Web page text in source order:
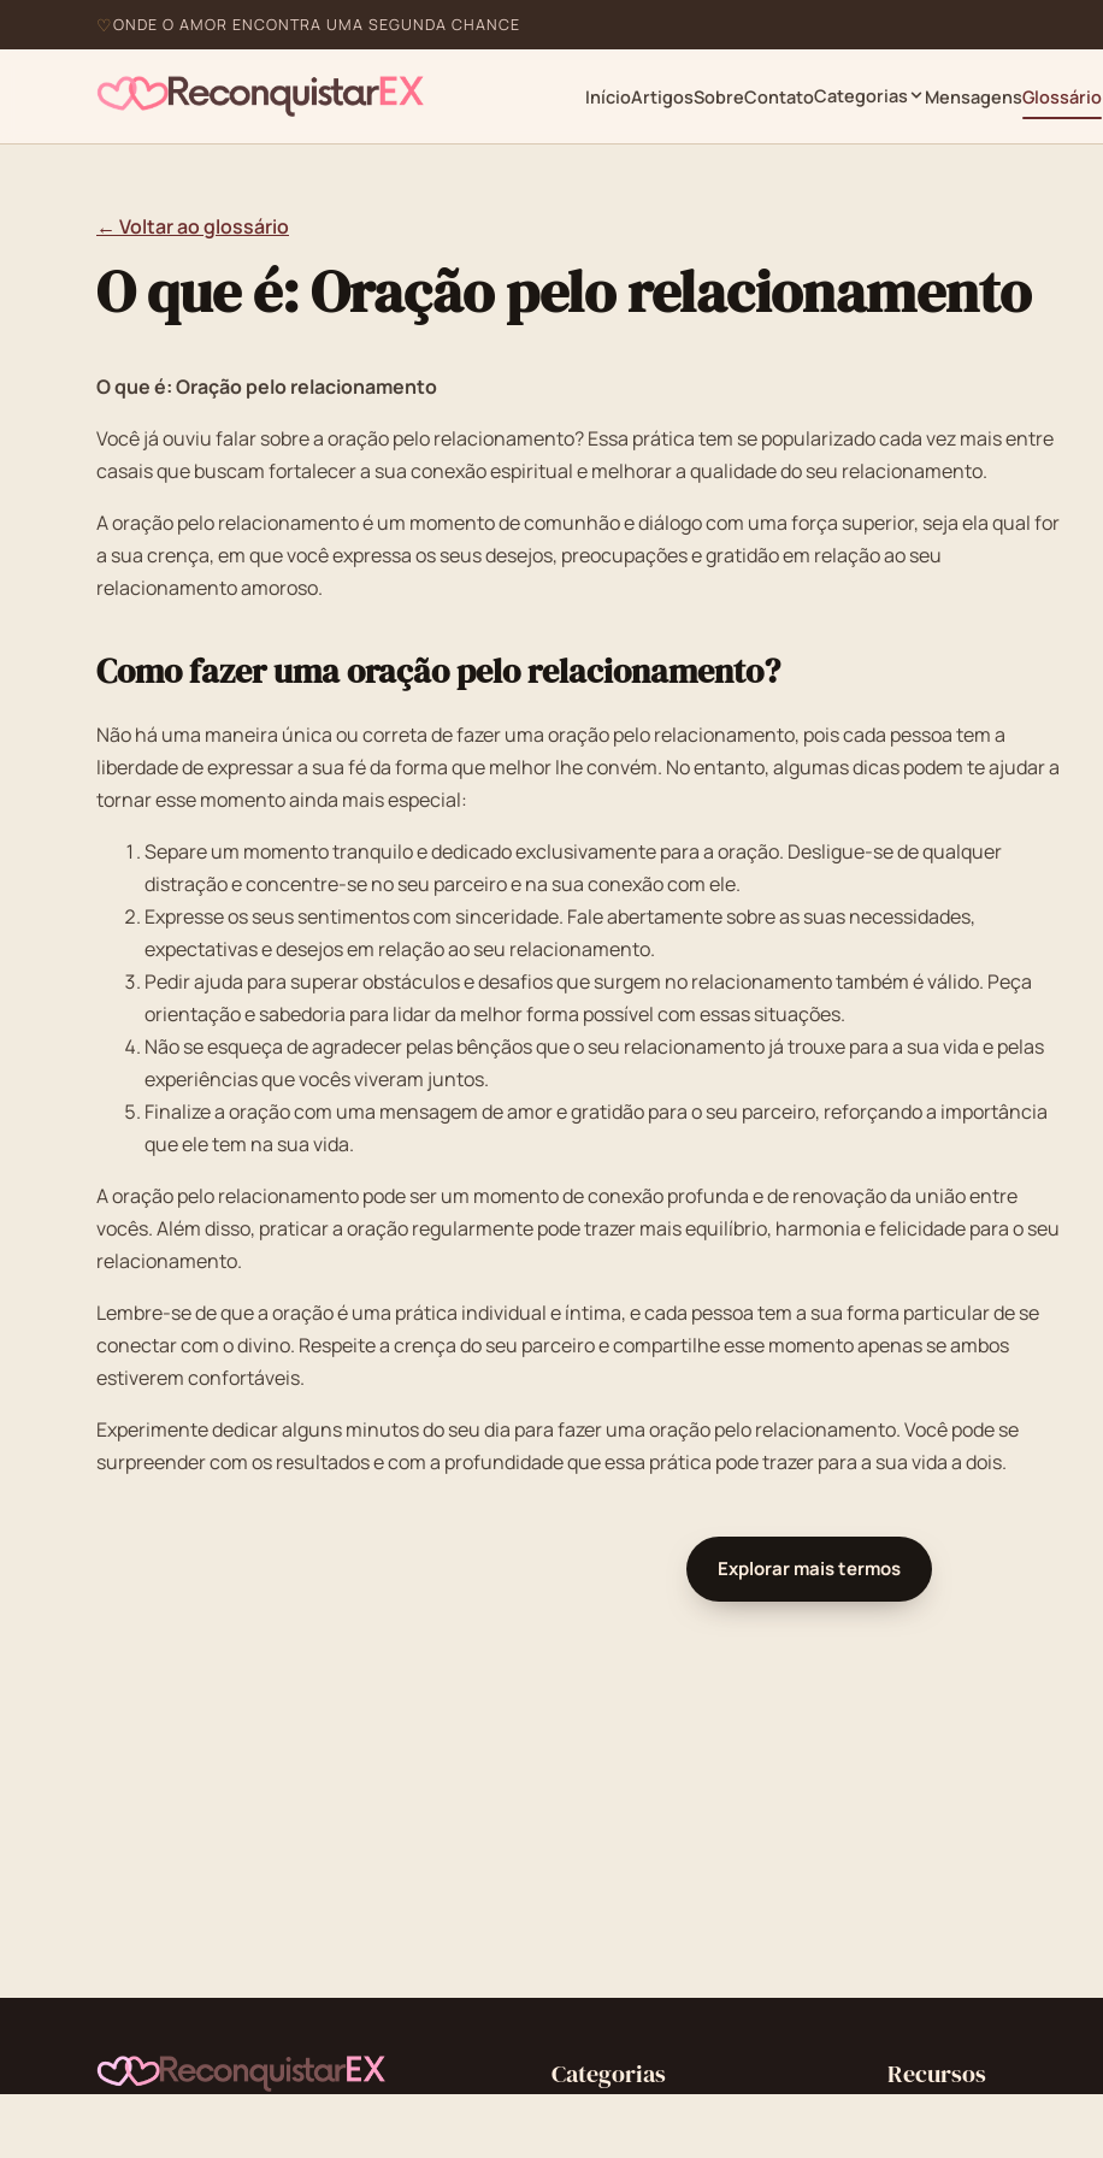
ONDE O AMOR ENCONTRA UMA SEGUNDA CHANCE
InícioArtigosSobreContatoCategorias MensagensGlossário
← Voltar ao glossário
O que é: Oração pelo relacionamento
O que é: Oração pelo relacionamento
Você já ouviu falar sobre a oração pelo relacionamento? Essa prática tem se popularizado cada vez mais entre
casais que buscam fortalecer a sua conexão espiritual e melhorar a qualidade do seu relacionamento.
A oração pelo relacionamento é um momento de comunhão e diálogo com uma força superior, seja ela qual for
a sua crença, em que você expressa os seus desejos, preocupações e gratidão em relação ao seu
relacionamento amoroso.
Como fazer uma oração pelo relacionamento?
Não há uma maneira única ou correta de fazer uma oração pelo relacionamento, pois cada pessoa tem a
liberdade de expressar a sua fé da forma que melhor lhe convém. No entanto, algumas dicas podem te ajudar a
tornar esse momento ainda mais especial:
Separe um momento tranquilo e dedicado exclusivamente para a oração. Desligue-se de qualquer
distração e concentre-se no seu parceiro e na sua conexão com ele.
Expresse os seus sentimentos com sinceridade. Fale abertamente sobre as suas necessidades,
expectativas e desejos em relação ao seu relacionamento.
Pedir ajuda para superar obstáculos e desafios que surgem no relacionamento também é válido. Peça
orientação e sabedoria para lidar da melhor forma possível com essas situações.
Não se esqueça de agradecer pelas bênçãos que o seu relacionamento já trouxe para a sua vida e pelas
experiências que vocês viveram juntos.
Finalize a oração com uma mensagem de amor e gratidão para o seu parceiro, reforçando a importância
que ele tem na sua vida.
A oração pelo relacionamento pode ser um momento de conexão profunda e de renovação da união entre
vocês. Além disso, praticar a oração regularmente pode trazer mais equilíbrio, harmonia e felicidade para o seu
relacionamento.
Lembre-se de que a oração é uma prática individual e íntima, e cada pessoa tem a sua forma particular de se
conectar com o divino. Respeite a crença do seu parceiro e compartilhe esse momento apenas se ambos
estiverem confortáveis.
Experimente dedicar alguns minutos do seu dia para fazer uma oração pelo relacionamento. Você pode se
surpreender com os resultados e com a profundidade que essa prática pode trazer para a sua vida a dois.
Explorar mais termos
Categorias Recursos